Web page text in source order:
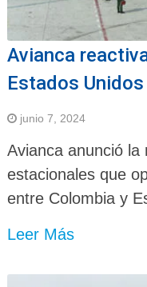
Avianca
Estados Unidos
junio 7, 2024
Avianca anunció la
estacionales que
entre Colombia y
Leer Más